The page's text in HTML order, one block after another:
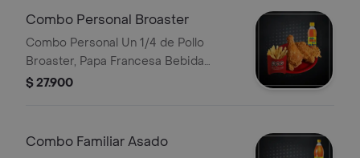
Combo Personal Broaster
Combo Personal Un 1/4 de Pollo
Broaster, Papa Francesa Bebida
Personal
$ 27.900
Combo Familiar Asado